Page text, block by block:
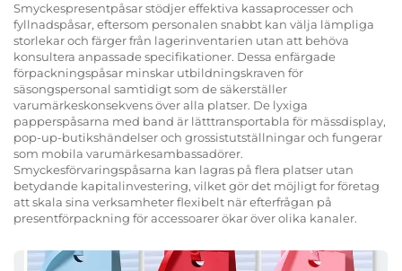
Smyckespresentpåsar stödjer effektiva kassaprocesser och
fyllnadspåsar, eftersom personalen snabbt kan välja lämpliga
storlekar och färger från lagerinventarien utan att behöva
konsultera anpassade specifikationer. Dessa enfärgade
förpackningspåsar minskar utbildningskraven för
säsongspersonal samtidigt som de säkerställer
varumärkeskonsekvens över alla platser. De lyxiga
papperspåsarna med band är lätttransportabla för mässdisplay,
pop-up-butikshändelser och grossistutställningar och fungerar
som mobila varumärkesambassadörer.
Smyckesförvaringspåsarna kan lagras på flera platser utan
betydande kapitalinvestering, vilket gör det möjligt for företag
att skala sina verksamheter flexibelt när efterfrågan på
presentförpackning för accessoarer ökar över olika kanaler.